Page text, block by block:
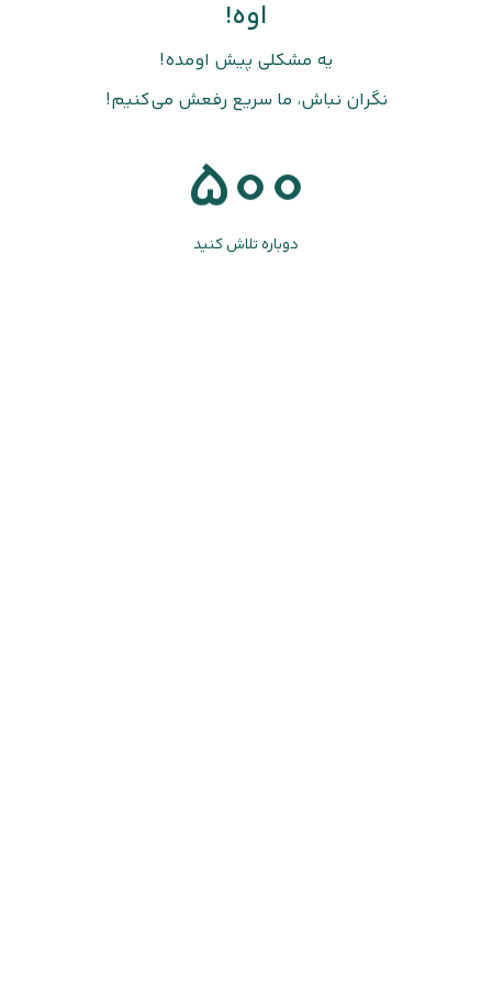
اوه!
یه مشکلی پیش اومده!
نگران نباش، ما سریع رفعش می‌کنیم!
500
دوباره تلاش کنید